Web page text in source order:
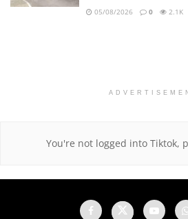
05/08/2026 0 2.1K
You're not logged into Tiktok,